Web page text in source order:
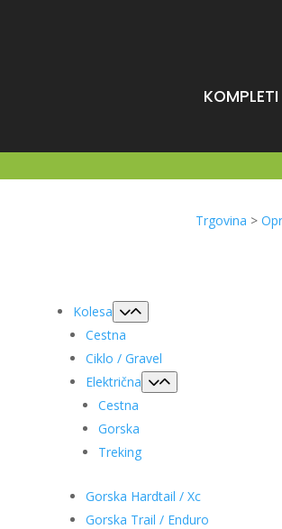
KOMPLETI
Trgovina >
Kolesa
Cestna
Ciklo / Gravel
Električna
Cestna
Gorska
Treking
Gorska Hardtail / Xc
Gorska Trail / Enduro